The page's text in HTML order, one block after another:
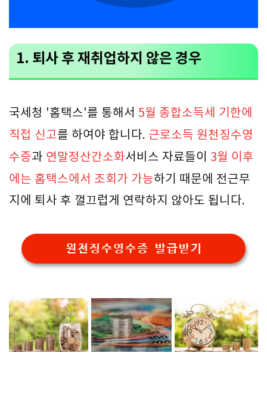
1. 퇴사 후 재취업하지 않은 경우
국세청 '홈택스'를 통해서 5월 종합소득세 기한에
직접 신고를 하여야 합니다. 근로소득 원천징수영
수증과 연말정산간소화서비스 자료들이 3월 이후
에는 홈택스에서 조회가 가능하기 때문에 전근무
지에 퇴사 후 껄끄럽게 연락하지 않아도 됩니다.
원천징수영수증 발급받기